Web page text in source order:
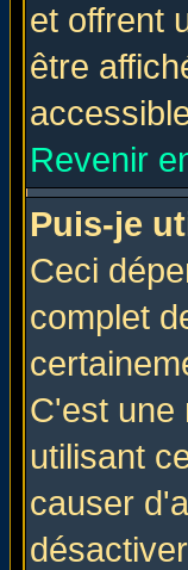
et offrent
être
Revenir
Puis-je
Ceci
complet
C'est une
utilisant
causer